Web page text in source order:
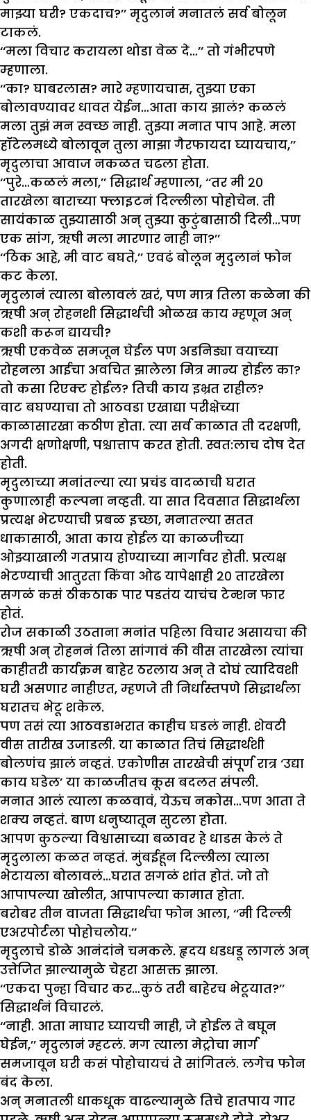
माझ्या घरी? एकदाच?’’ मृदुलानं मनातलं सर्व बोलून
टाकलं.
‘‘मला विचार करायला थोडा वेळ दे…’’ तो गंभीरपणे
म्हणाला.
‘‘का? घाबरलास? मारे म्हणायचास, तुझ्या एका
बोलावण्यावर धावत येईन…आता काय झालं? कळलं
मला तुझं मन स्वच्छ नाही. तुझ्या मनात पाप आहे. मला
हॉटेलमध्ये बोलावून तुला माझा गैरफायदा घ्यायचाय,’’
मृदुलाचा आवाज नकळत चढला होता.
‘‘पुरे…कळलं मला,’’ सिद्धार्थ म्हणाला, ‘‘तर मी २०
तारखेला बाराच्या फ्लाइटनं दिल्लीला पोहोचेन. ती
सायंकाळ तुझ्यासाठी अन् तुझ्या कुटुंबासाठी दिली…पण
एक सांग, ऋषी मला मारणार नाही ना?’’
‘‘ठिक आहे, मी वाट बघते,’’ एवढं बोलून मृदुलानं फोन
कट केला.
मृदुलानं त्याला बोलावलं खरं, पण मात्र तिला कळेना की
ऋषी अन् रोहनशी सिद्धार्थची ओळख काय म्हणून अन्
कशी करून द्यायची?
ऋषी एकवेळ समजून घेईल पण अडनिड्या वयाच्या
रोहनला आईचा अवचित झालेला मित्र मान्य होईल का?
तो कसा रिएक्ट होईल? तिची काय इभ्रत राहील?
वाट बघण्याचा तो आठवडा एखाद्या परीक्षेच्या
काळासारखा कठीण होता. त्या सर्व काळात ती दरक्षणी,
अगदी क्षणोक्षणी, पश्चात्ताप करत होती. स्वत:लाच दोष देत
होती.
मृदुलाच्या मनांतल्या त्या प्रचंड वादळाची घरात
कुणालाही कल्पना नव्हती. या सात दिवसात सिद्धार्थला
प्रत्यक्ष भेटण्याची प्रबळ इच्छा, मनातल्या सतत
धाकासाठी, आता काय होईल या काळजीच्या
ओझ्याखाली गतप्राय होण्याच्या मार्गावर होती. प्रत्यक्ष
भेटण्याची आतुरता किंवा ओढ यापेक्षाही २० तारखेला
सगळं कसं ठीकठाक पार पडतंय याचंच टेन्शन फार
होतं.
रोज सकाळी उठताना मनांत पहिला विचार असायचा की
ऋषी अन् रोहननं तिला सांगावं की वीस तारखेला त्यांचा
काहीतरी कार्यक्रम बाहेर ठरलाय अन् ते दोघं त्यादिवशी
घरी असणार नाहीएत, म्हणजे ती निर्धास्तपणे सिद्धार्थला
घरातच भेटू शकेल.
पण तसं त्या आठवडाभरात काहीच घडलं नाही. शेवटी
वीस तारीख उजाडली. या काळात तिचं सिद्धार्थशी
बोलणंच झालं नव्हतं. एकोणीस तारखेची संपूर्ण रात्र ‘उद्या
काय घडेल’ या काळजीतच कूस बदलत संपली.
मनात आलं त्याला कळवावं, येऊच नकोस…पण आता ते
शक्य नव्हतं. बाण धनुष्यातून सुटला होता.
आपण कुठल्या विश्वासाच्या बळावर हे धाडस केलं ते
मृदुलाला कळत नव्हतं. मुंबईहून दिल्लीला त्याला
भेटायला बोलावलं…घरात सगळं शांत होतं. जो तो
आपापल्या खोलीत, आपापल्या कामात होता.
बरोबर तीन वाजता सिद्धार्थचा फोन आला, ‘‘मी दिल्ली
एअरपोर्टला पोहोचलोय.’’
मृदुलाचे डोळे आनंदांने चमकले. हृदय धडधडू लागलं अन्
उत्तेजित झाल्यामुळे चेहरा आसक्त झाला.
‘‘एकदा पुन्हा विचार कर…कुठं तरी बाहेरच भेटूयात?’’
सिद्धार्थनं विचारलं.
‘‘नाही. आता माघार घ्यायची नाही, जे होईल ते बघून
घेईन,’’ मृदुलानं म्हटलं. मग त्याला मेट्रोचा मार्ग
समजावून घरी कसं पोहोचायचं ते सांगितलं. लगेच फोन
बंद केला.
अन् मनातली धाकधूक वाढल्यामुळे तिचे हातपाय गार